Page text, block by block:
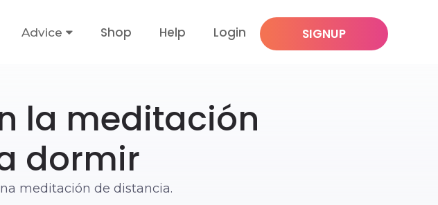
Advice Shop Help Login SIGNUP
la meditación
dormir
meditación de distancia.